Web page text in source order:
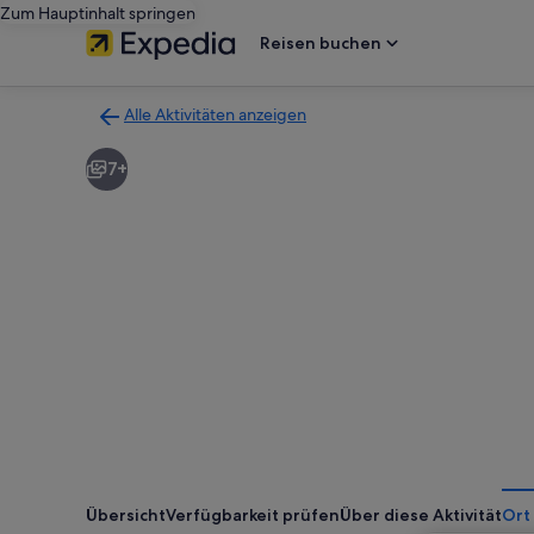
Zum Hauptinhalt springen
Reisen buchen
Alle Aktivitäten anzeigen
zur
Ergebnisseite
7+
ÜbersichtVerfügbarkeit prüfenÜber diese AktivitätOrt